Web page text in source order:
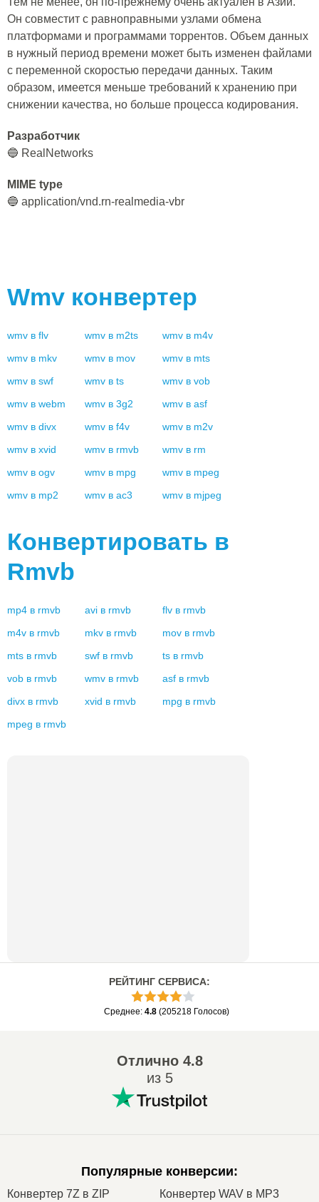
Он совместит с равноправными узлами обмена
платформами и программами торрентов. Объем данных
в нужный период времени может быть изменен файлами
с переменной скоростью передачи данных. Таким
образом, имеется меньше требований к хранению при
снижении качества, но больше процесса кодирования.
Разработчик
🔵 RealNetworks
MIME type
🔵 application/vnd.rn-realmedia-vbr
Wmv конвертер
wmv в flv wmv в m2ts wmv в m4v
wmv в mkv wmv в mov wmv в mts
wmv в swf wmv в ts wmv в vob
wmv в webm wmv в 3g2 wmv в asf
wmv в divx wmv в f4v wmv в m2v
wmv в xvid wmv в rmvb wmv в rm
wmv в ogv wmv в mpg wmv в mpeg
wmv в mp2 wmv в ac3 wmv в mjpeg
Конвертировать в
Rmvb
mp4 в rmvb avi в rmvb flv в rmvb
m4v в rmvb mkv в rmvb mov в rmvb
mts в rmvb swf в rmvb ts в rmvb
vob в rmvb wmv в rmvb asf в rmvb
divx в rmvb xvid в rmvb mpg в rmvb
mpeg в rmvb
РЕЙТИНГ СЕРВИСА:
Среднее: 4.8 (205218 Голосов)
Отлично4.8
из 5
Популярные конверсии:
Конвертер 7Z в ZIP Конвертер WAV в MP3